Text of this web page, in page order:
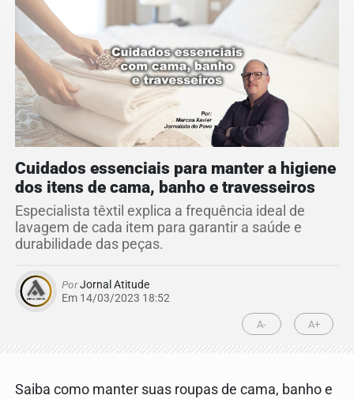
Cuidados essenciais para manter a higiene
dos itens de cama, banho e travesseiros
Especialista têxtil explica a frequência ideal de
lavagem de cada item para garantir a saúde e
durabilidade das peças.
PorJornal Atitude
Em 14/03/2023 18:52
A- A+
Saiba como manter suas roupas de cama, banho e